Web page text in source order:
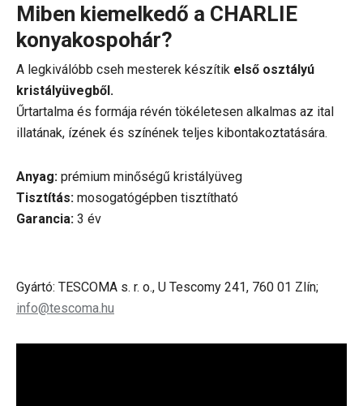
Miben kiemelkedő a CHARLIE
konyakospohár?
A legkiválóbb cseh mesterek készítik első osztályú
kristályüvegből.
Űrtartalma és formája révén tökéletesen alkalmas az ital
illatának, ízének és színének teljes kibontakoztatására.
Anyag: prémium minőségű kristályüveg
Tisztítás: mosogatógépben tisztítható
Garancia: 3 év
Gyártó: TESCOMA s. r. o., U Tescomy 241, 760 01 Zlín;
info@tescoma.hu